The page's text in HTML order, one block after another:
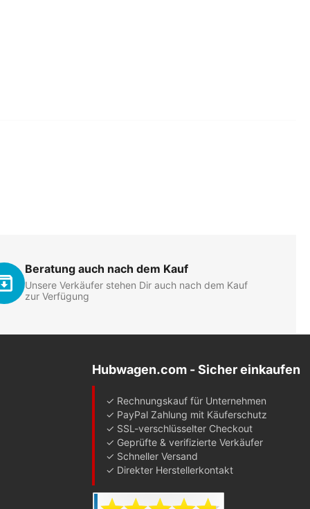
Beratung auch nach dem Kauf
Unsere Verkäufer stehen Dir auch nach dem Kauf
zur Verfügung
Hubwagen.com - Sicher einkaufen
✓ Rechnungskauf für Unternehmen
✓ PayPal Zahlung mit Käuferschutz
✓ SSL-verschlüsselter Checkout
✓ Geprüfte & verifizierte Verkäufer
✓ Schneller Versand
✓ Direkter Herstellerkontakt